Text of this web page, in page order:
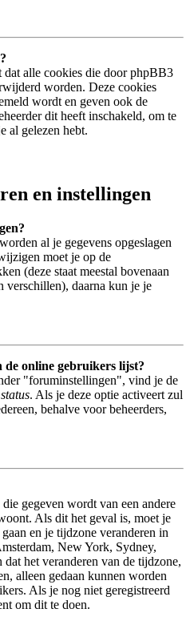
alle cookies die door phpBB3
worden. Deze cookies
wordt en geven ook de
dit heeft inschakeld, om te
al gelezen hebt.
en instellingen
al je gegevens opgeslagen
moet je op de
(deze staat meestal bovenaan
verschillen), daarna kun je je
online gebruikers lijst?
"foruminstellingen", vind je de
. Als je deze optie activeert zul
behalve voor beheerders,
gegeven wordt van een andere
Als dit het geval is, moet je
en je tijdzone veranderen in
New York, Sydney,
dat het veranderen van de tijdzone,
alleen gedaan kunnen worden
Als je nog niet geregistreerd
om dit te doen.